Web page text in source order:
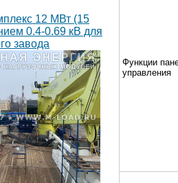
12 МВт (15
0.4-0.69 кВ для
завода
Функции
управления